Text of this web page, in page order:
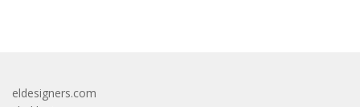
eldesigners.com